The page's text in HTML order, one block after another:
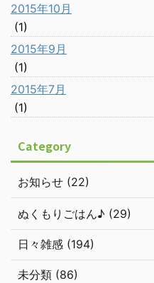
2015年10月
(1)
2015年9月
(1)
2015年7月
(1)
Category
お知らせ (22)
ぬくもりごはん♪ (29)
日々雑感 (194)
未分類 (86)